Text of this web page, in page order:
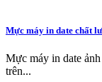
Mực máy in date chất
Mực máy in date
trên...